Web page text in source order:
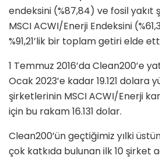
endeksini (%87,84) ve fosil
MSCI ACWI/Enerji Endeksini
%91,21’lik bir toplam getiri elde
1 Temmuz 2016’da Clean200’e
Ocak 2023’e kadar 19.121 dolara
şirketlerinin MSCI ACWI/Enerji
için bu rakam 16.131 dolar.
Clean200’ün geçtiğimiz yılki
çok katkıda bulunan ilk 10 şirket